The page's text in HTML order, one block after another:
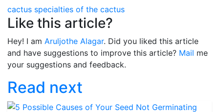
cactus specialties of the cactus
Like this article?
Hey! I am Aruljothe Alagar. Did you liked this article
and have suggestions to improve this article? Mail me
your suggestions and feedback.
Read next